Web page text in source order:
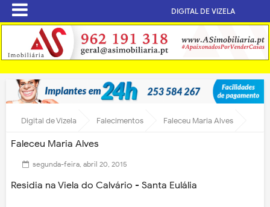
DIGITAL DE VIZELA
Digital de Vizela Falecimentos Faleceu Maria Alves
Faleceu Maria Alves
segunda-feira, abril 20, 2015
Residia na Viela do Calvário - Santa Eulália